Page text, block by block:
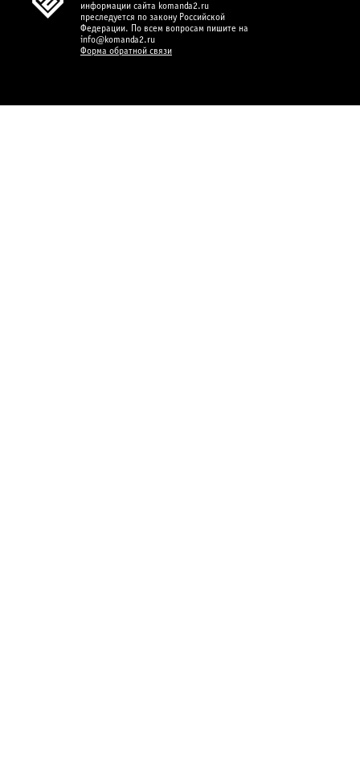
информации сайта komanda2.ru
преследуется по закону Российской
Федерации. По всем вопросам пишите на
info@komanda2.ru
Форма обратной связи